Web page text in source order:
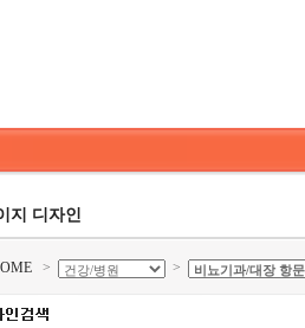
지 디자인
> >